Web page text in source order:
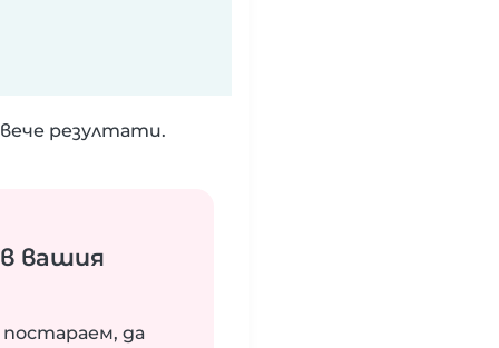
резултати.
вашия
да